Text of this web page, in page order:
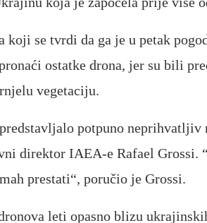
koji se tvrdi da ga je u petak
ostatke drona, jer su bili
vegetaciju.
potpuno
direktor IAEA-e Rafael Grossi.
prestati“, poručio je Grossi.
leti opasno blizu